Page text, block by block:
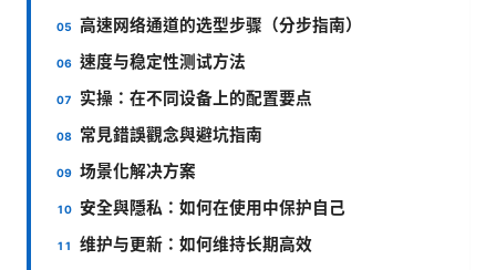
高速网络通道的选型步骤（分步指南）
速度与稳定性测试方法
实操：在不同设备上的配置要点
常見錯誤觀念與避坑指南
场景化解决方案
安全與隱私：如何在使用中保护自己
维护与更新：如何维持长期高效